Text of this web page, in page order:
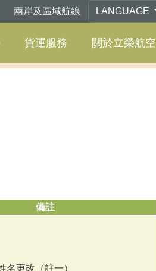
兩岸及區域航線 LANGUAGE
貨運服務 關於立榮航空
備註
名更改（註一）